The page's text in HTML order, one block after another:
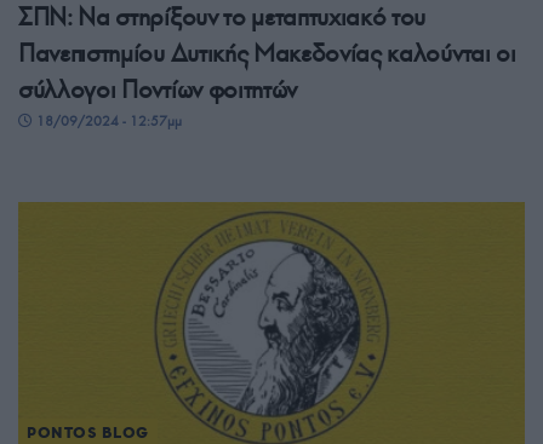
ΣΠΝ: Να στηρίξουν το μεταπτυχιακό του
Πανεπιστημίου Δυτικής Μακεδονίας καλούνται οι
σύλλογοι Ποντίων φοιτητών
18/09/2024 - 12:57μμ
PONTOS BLOG